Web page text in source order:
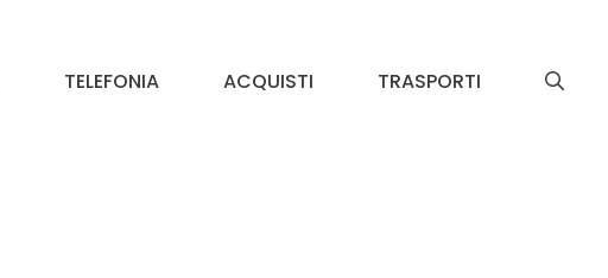
TELEFONIA ACQUISTI TRASPORTI